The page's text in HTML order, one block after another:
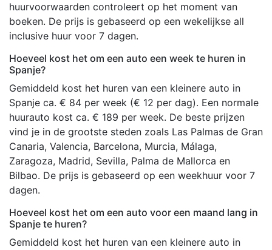
huurvoorwaarden controleert op het moment van
boeken. De prijs is gebaseerd op een wekelijkse all
inclusive huur voor 7 dagen.
Hoeveel kost het om een auto een week te huren in
Spanje?
Gemiddeld kost het huren van een kleinere auto in
Spanje ca. € 84 per week (€ 12 per dag). Een normale
huurauto kost ca. € 189 per week. De beste prijzen
vind je in de grootste steden zoals Las Palmas de Gran
Canaria, Valencia, Barcelona, Murcia, Málaga,
Zaragoza, Madrid, Sevilla, Palma de Mallorca en
Bilbao. De prijs is gebaseerd op een weekhuur voor 7
dagen.
Hoeveel kost het om een auto voor een maand lang in
Spanje te huren?
Gemiddeld kost het huren van een kleinere auto in